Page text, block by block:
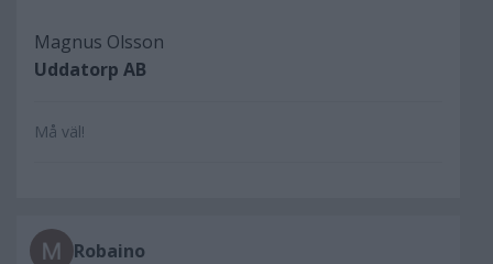
Magnus Olsson
Uddatorp AB
Må väl!
Robaino